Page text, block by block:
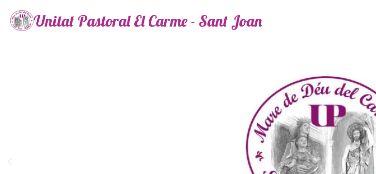
Unitat Pastoral El Carme - Sant Joan